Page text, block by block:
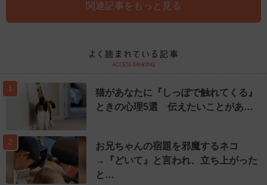
関連記事をもっと見る
1
猫があなたに『しっぽで触れてくる』
ときの心理5選 伝えたいことがあ…
2
お兄ちゃんの宿題を邪魔するネコ
→『どいて』と言われ、立ち上がった
と…